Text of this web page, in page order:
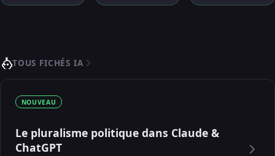
TOUS FICHÉS IA
NOUVEAU
Le pluralisme politique dans Claude &
ChatGPT